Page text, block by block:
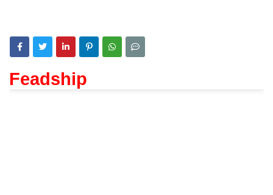
Feadship